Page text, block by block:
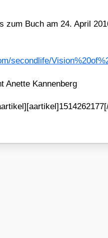
zum Buch am 24. April
secondlife/
Anet­te Kan­nen­berg